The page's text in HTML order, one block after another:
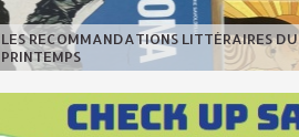
LES RECOMMANDATIONS LITTÉRAIRES DU
PRINTEMPS